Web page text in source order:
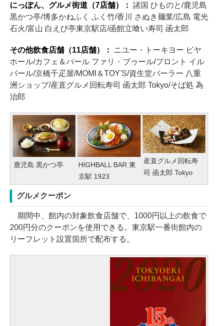
にっぽん、グルメ街道（7店舗）： 諸国 ひものと/鹿児島
黒かつ亭/博多かねふく ふく竹/香川 さぬき麺業/広島 電光
石火/富山 白えび亭東京駅店/函館立喰い寿司 函太郎
その他飲食店舗（11店舗）： ニユー・トーキヨー ビヤ
ホール/カフェ＆バール ファリ・ブゥール/プロント イル
バール/京橋千疋屋/MOMI＆TOY'S/資生堂パーラー 八重
洲ショップ/産直グルメ回転寿司 函太郎 Tokyo/そば処 為
治郎
鹿児島 黒かつ亭
HIGHBALL BAR 東
京駅 1923
産直グルメ回転寿
司 函太郎 Tokyo
グルメクーポン
期間中、館内の対象飲食店舗で、1000円以上の飲食で
200円分のクーポンを使用できる。東京駅一番街館内の
リーフレット設置箇所で配布する。